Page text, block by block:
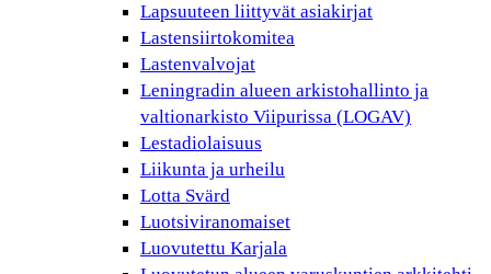
Lapsuuteen liittyvät asiakirjat
Lastensiirtokomitea
Lastenvalvojat
Leningradin alueen arkistohallinto ja
valtionarkisto Viipurissa (LOGAV)
Lestadiolaisuus
Liikunta ja urheilu
Lotta Svärd
Luotsiviranomaiset
Luovutettu Karjala